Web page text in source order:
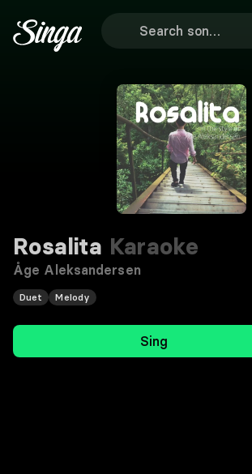
Rosalita Karaoke
Åge Aleksandersen
Duet Melody
Sing